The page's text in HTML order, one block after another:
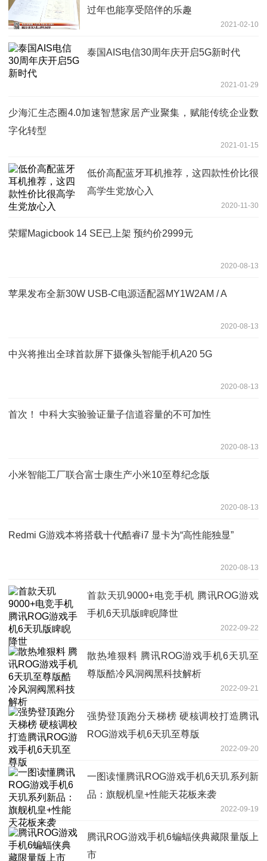
过年也能享受陪伴的乐趣
2021-02-10
泰国AIS电信30周年庆开启5G新时代
2021-01-29
少海汇生态圈4.0加速智慧家居产业聚集，赋能传统企业数
字化转型
2021-01-15
低价高配蓝牙耳机推荐，这四款性价比很
高学生党放心入
2020-11-30
荣耀Magicbook 14 SE已上架 预约价2999元
2020-08-13
苹果发布全新30W USB-C电源适配器MY1W2AM / A
2020-08-13
中兴将推出全球首款屏下摄像头智能手机A20 5G
2020-08-13
首次！ 中科大实验验证量子信道容量的不可加性
2020-08-13
小米智能工厂联合富士康生产小米10至尊纪念版
2020-08-13
Redmi G游戏本将搭载十代酷睿i7 显卡为“高性能独显”
2020-08-13
首款天玑9000+电竞手机 腾讯ROG游戏
手机6天玑版睥睨降世
2022-09-22
散热堆狠料 腾讯ROG游戏手机6天玑至
尊版酷冷风洞阀黑科技解析
2022-09-21
强势登顶跑分天梯榜 硬核调校打造腾讯
ROG游戏手机6天玑至尊版
2022-09-20
一图读懂腾讯ROG游戏手机6天玑系列新
品：旗舰机皇+性能天花板来袭
2022-09-19
腾讯ROG游戏手机6蝙蝠侠典藏限量版上
市